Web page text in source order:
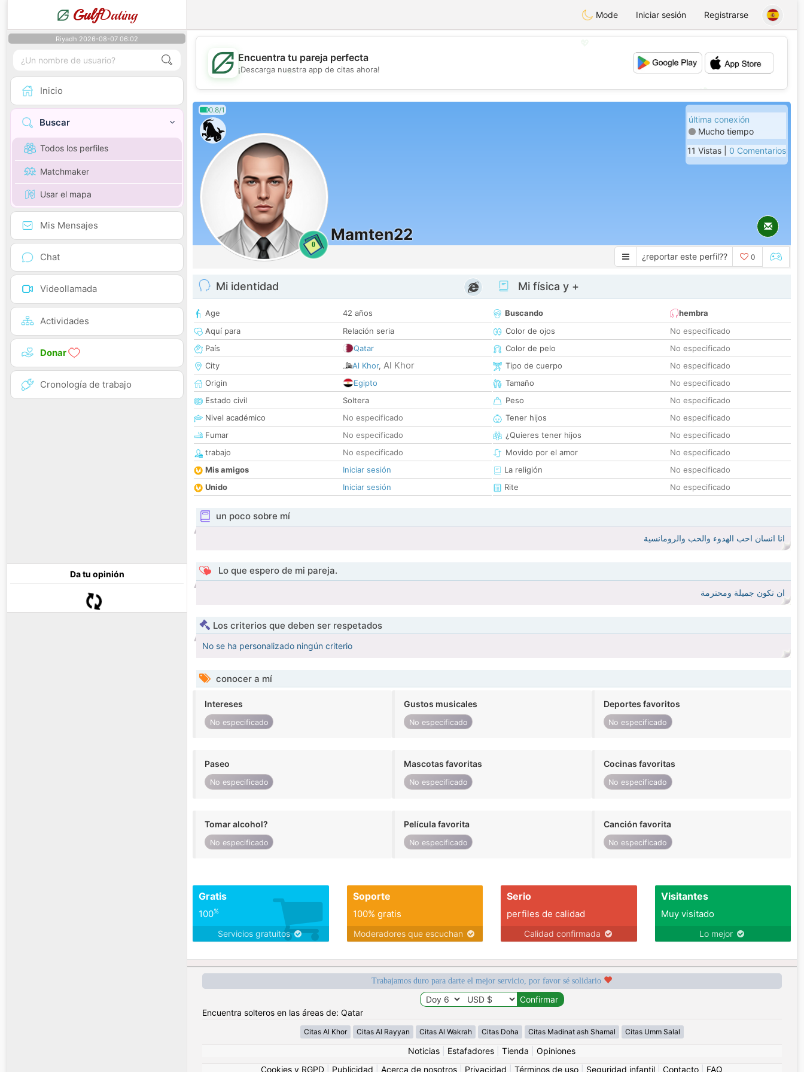
GulfDating Mode Iniciar sesión Registrarse
Riyadh 2026-08-07 06:02
Inicio
Buscar
Todos los perfiles
Matchmaker
Usar el mapa
Mis Mensajes
Chat
Videollamada
Actividades
Donar
Cronología de trabajo
Da tu opinión
💖
💕
Encuentra tu pareja perfecta
¡Descarga nuestra app de citas ahora!
0.8/1
0
Mamten22
última conexión
Mucho tiempo
11 Vistas | 0 Comentarios
¿reportar este perfil?? 0
Mi identidad
Age
42 años
Aquí para
Relación seria
País
Qatar
City
Al Khor, Al Khor
Origin
Egipto
Estado civil
Soltera
Nivel académico
No especificado
Fumar
No especificado
trabajo
No especificado
Mis amigos
Iniciar sesión
Unido
Iniciar sesión
Mi física y +
Buscando
hembra
Color de ojos
No especificado
Color de pelo
No especificado
Tipo de cuerpo
No especificado
Tamaño
No especificado
Peso
No especificado
Tener hijos
No especificado
¿Quieres tener hijos
No especificado
Movido por el amor
No especificado
La religión
No especificado
Rite
No especificado
un poco sobre mí
انا انسان احب الهدوء والحب والرومانسية
Lo que espero de mi pareja.
ان تكون جميلة ومحترمة
Los criterios que deben ser respetados
No se ha personalizado ningún criterio
conocer a mí
Intereses
No especificado
Gustos musicales
No especificado
Deportes favoritos
No especificado
Paseo
No especificado
Mascotas favoritas
No especificado
Cocinas favoritas
No especificado
Tomar alcohol?
No especificado
Película favorita
No especificado
Canción favorita
No especificado
Gratis
100%
Servicios gratuitos
Soporte
100% gratis
Moderadores que escuchan
Serio
perfiles de calidad
Calidad confirmada
Visitantes
Muy visitado
Lo mejor
Trabajamos duro para darte el mejor servicio, por favor sé solidario
Encuentra solteros en las áreas de: Qatar
Citas Al Khor Citas Al Rayyan Citas Al Wakrah Citas Doha Citas Madinat ash Shamal Citas Umm Salal
Noticias Estafadores Tienda
Opiniones
Cookies y RGPD
Publicidad Acerca de nosotros Privacidad Términos de uso Seguridad infantil Contacto FAQ